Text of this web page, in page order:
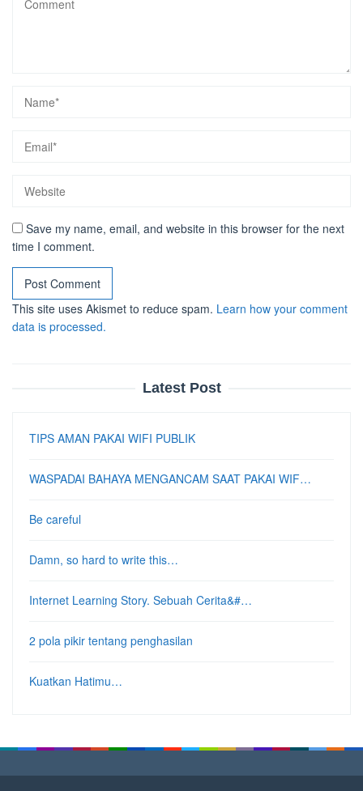
Save my name, email, and website in this browser for the next
time I comment.
This site uses Akismet to reduce spam. Learn how your comment
data is processed.
Latest Post
TIPS AMAN PAKAI WIFI PUBLIK
WASPADAI BAHAYA MENGANCAM SAAT PAKAI WIF…
Be careful
Damn, so hard to write this…
Internet Learning Story. Sebuah Cerita&#…
2 pola pikir tentang penghasilan
Kuatkan Hatimu…